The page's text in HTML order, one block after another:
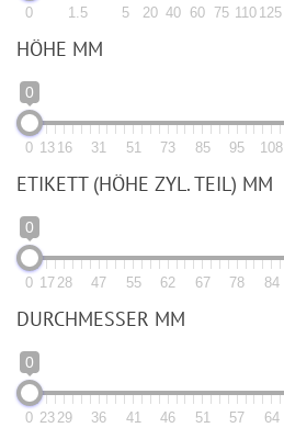
0 1.5 5 20 40 60 75 110 125
HÖHE MM
0
0 13 16 31 51 73 85 95 108
ETIKETT (HÖHE ZYL. TEIL) MM
0
0 17 28 47 55 62 67 78 84
DURCHMESSER MM
0
0 23 29 36 41 46 51 57 64